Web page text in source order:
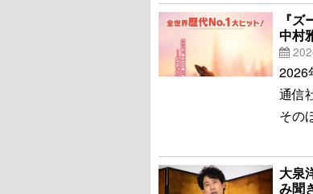
『
中村
2026
通信
その
大泉
み聞